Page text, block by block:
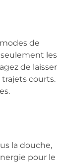
de
les
de laisser
courts.
la douche,
pour le